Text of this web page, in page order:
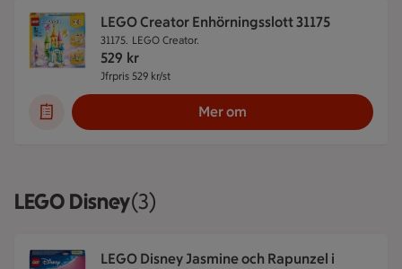
LEGO Creator Enhörningsslott 31175
31175. LEGO Creator.
529 kr
Jfrpris 529 kr/st
Mer om
LEGO DisneyVisar 3 stycken
(3)
LEGO Disney Jasmine och Rapunzel i